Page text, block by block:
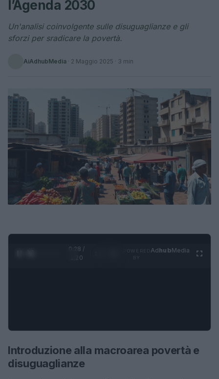
l’Agenda 2030
Un'analisi coinvolgente sulle disuguaglianze e gli
sforzi per sradicare la povertà.
AiAdhubMedia · 2 Maggio 2025 · 3 min
0:28 /
1:20
AdhubMedia
Introduzione alla macroarea povertà e
disuguaglianze